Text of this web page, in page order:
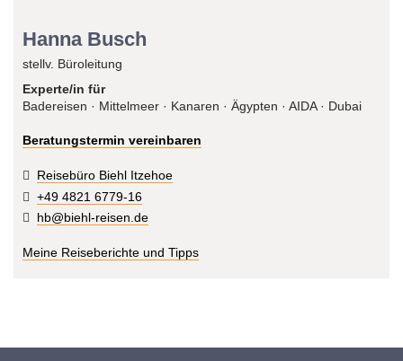
Hanna Busch
stellv. Büroleitung
Experte/in für
Badereisen · Mittelmeer · Kanaren · Ägypten · AIDA · Dubai
Beratungstermin vereinbaren
Reisebüro Biehl Itzehoe
+49 4821 6779-16
hb@biehl-reisen.de
Meine Reiseberichte und Tipps